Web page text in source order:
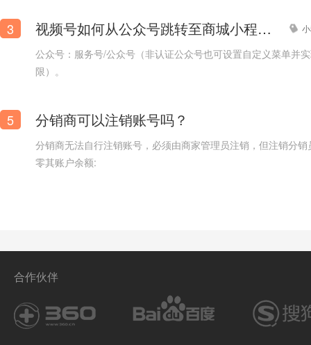
3 视频号如何从公众号跳转至商城小程序？
公众号：服务号/公众号（非认证公众号也可设置自定义菜单并
限）。
5 分销商可以注销账号吗？
分销商无法自行注销账号，必须由商家管理员注销，但注销分销
零其账户余额:
合作伙伴